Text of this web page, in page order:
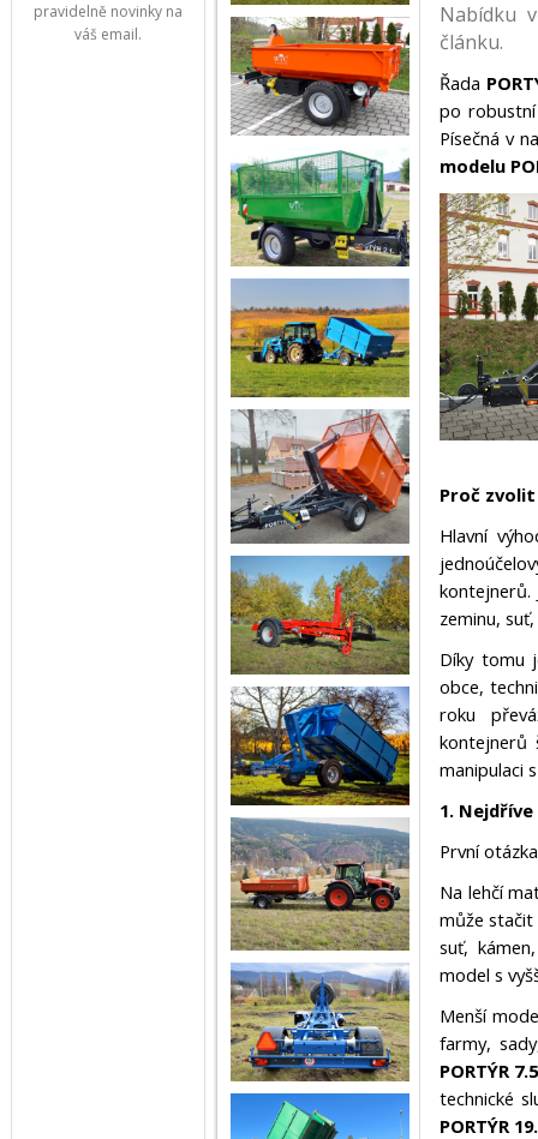
Nabídku
článku.
Řada
po
Písečná v
modelu
Proč
Hlavní
kontejnerů.
zeminu,
Díky tomu
obce,
roku
kontejnerů
manipulaci
1.
První
Na lehčí
může stačit
suť,
model s
Menší
farmy,
PORTÝR
technické
PORTÝR
pravidelně novinky na
váš email.